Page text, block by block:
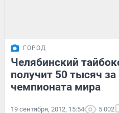
ГОРОД
Челябинский
получит 50 тысяч за
чемпионата мира
19 сентября, 2012, 15:54 5 002